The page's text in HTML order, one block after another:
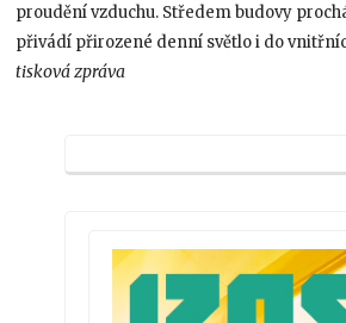
proudění vzduchu. Středem budovy
přivádí přirozené denní světlo i do
tisková zpráva